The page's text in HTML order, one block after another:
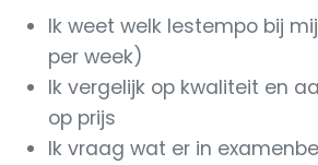
Ik weet welk lestempo bij
per week)
Ik vergelijk op kwaliteit en
op prijs
Ik vraag wat er in